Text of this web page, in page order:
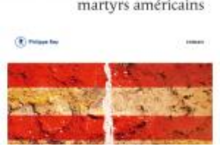
LIRE LA SUITE